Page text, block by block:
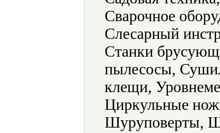
Сварочное
Слесарный
Станки
пылесосы,
клещи,
Циркульные
Шуруповерты,